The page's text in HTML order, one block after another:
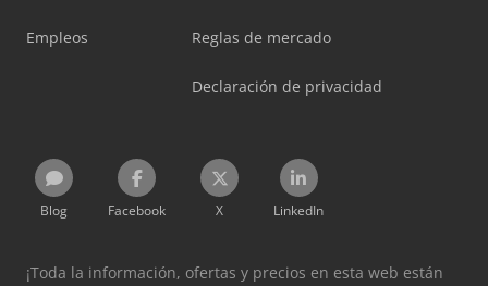
Empleos Reglas de mercado
Declaración de privacidad
Blog Facebook X LinkedIn
¡Toda la información, ofertas y precios en esta web están